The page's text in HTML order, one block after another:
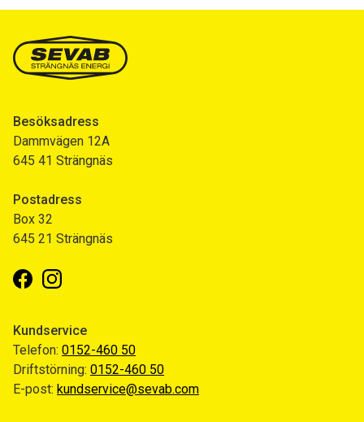
Besöksadress
Dammvägen 12A
645 41 Strängnäs
Postadress
Box 32
645 21 Strängnäs
FacebookInstagram
Kundservice
Telefon: 0152-460 50
Driftstörning: 0152-460 50
E-post: kundservice@sevab.com